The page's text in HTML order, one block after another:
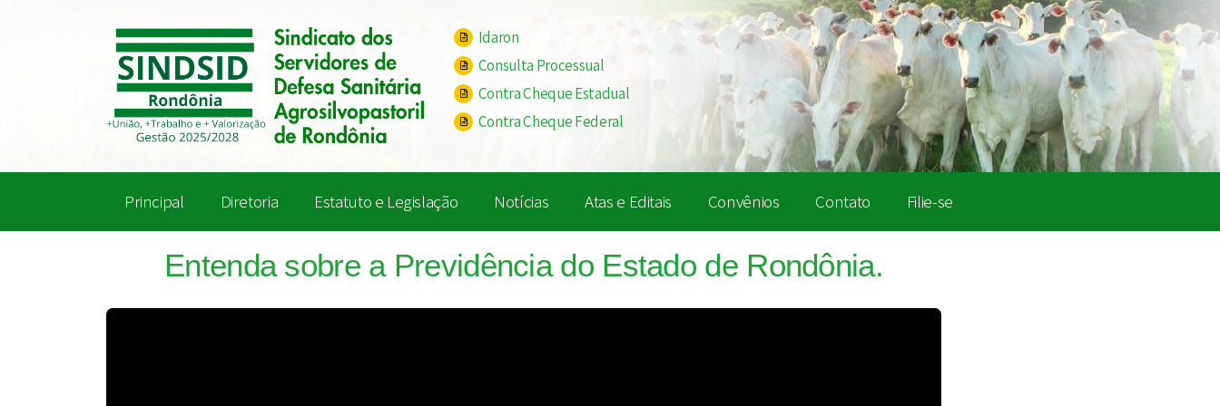
Idaron
Consulta Processual
Contra Cheque Estadual
Contra Cheque Federal
Principal Diretoria Estatuto e Legislação Notícias Atas e Editais Convênios Contato Filie-se
Entenda sobre a Previdência do Estado de Rondônia.